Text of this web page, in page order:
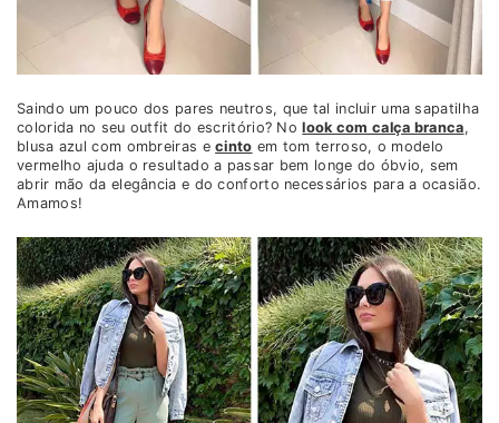
Saindo um pouco dos pares neutros, que tal incluir uma sapatilha
colorida no seu outfit do escritório? Nolook com calça branca,
blusa azul com ombreiras ecinto em tom terroso, o modelo
vermelho ajuda o resultado a passar bem longe do óbvio, sem
abrir mão da elegância e do conforto necessários para a ocasião.
Amamos!